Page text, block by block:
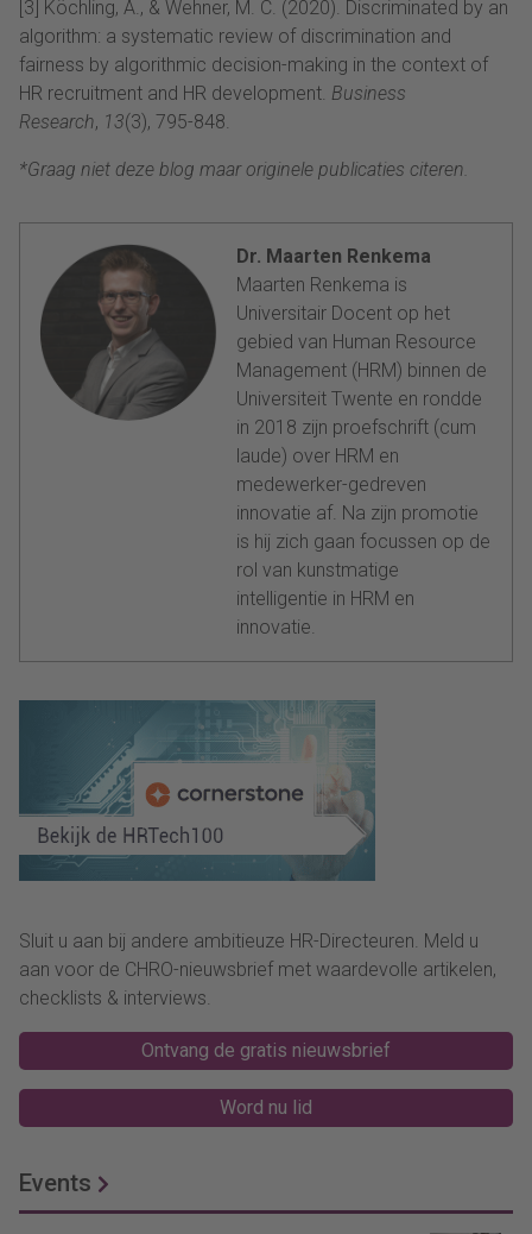
[3] Köchling, A., & Wehner, M. C. (2020). Discriminated by an
algorithm: a systematic review of discrimination and
fairness by algorithmic decision-making in the context of
HR recruitment and HR development. Business
Research, 13(3), 795-848.
*Graag niet deze blog maar originele publicaties citeren.
Dr. Maarten Renkema
Maarten Renkema is
Universitair Docent op het
gebied van Human Resource
Management (HRM) binnen de
Universiteit Twente en rondde
in 2018 zijn proefschrift (cum
laude) over HRM en
medewerker-gedreven
innovatie af. Na zijn promotie
is hij zich gaan focussen op de
rol van kunstmatige
intelligentie in HRM en
innovatie.
Sluit u aan bij andere ambitieuze HR-Directeuren. Meld u
aan voor de CHRO-nieuwsbrief met waardevolle artikelen,
checklists & interviews.
Ontvang de gratis nieuwsbrief
Word nu lid
Events